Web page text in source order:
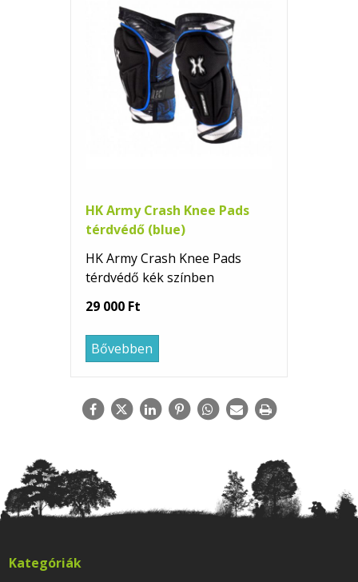
HK Army Crash Knee Pads
térdvédő (blue)
HK Army Crash Knee Pads
térdvédő kék színben
29 000 Ft
Bővebben
Kategóriák